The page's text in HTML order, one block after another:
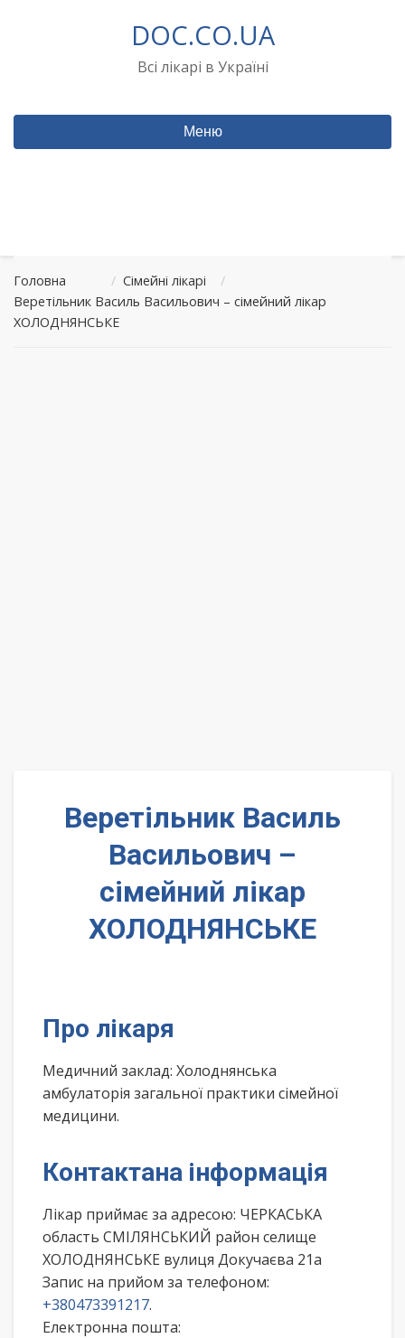
DOC.CO.UA
Всі лікарі в Україні
Меню
Головна / Сімейні лікарі
/
Веретільник Василь Васильович – сімейний лікар
ХОЛОДНЯНСЬКЕ
Веретільник Василь
Васильович –
сімейний лікар
ХОЛОДНЯНСЬКЕ
Про лікаря
Медичний заклад: Холоднянська
амбулаторія загальної практики сімейної
медицини.
Контактана інформація
Лікар приймає за адресою: ЧЕРКАСЬКА
область СМІЛЯНСЬКИЙ район селище
ХОЛОДНЯНСЬКЕ вулиця Докучаєва 21а
Запис на прийом за телефоном:
+380473391217.
Електронна пошта: